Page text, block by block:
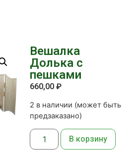
Вешалка
Долька с
пешками
660,00 ₽
2 в наличии (может быть
предзаказано)
В корзину